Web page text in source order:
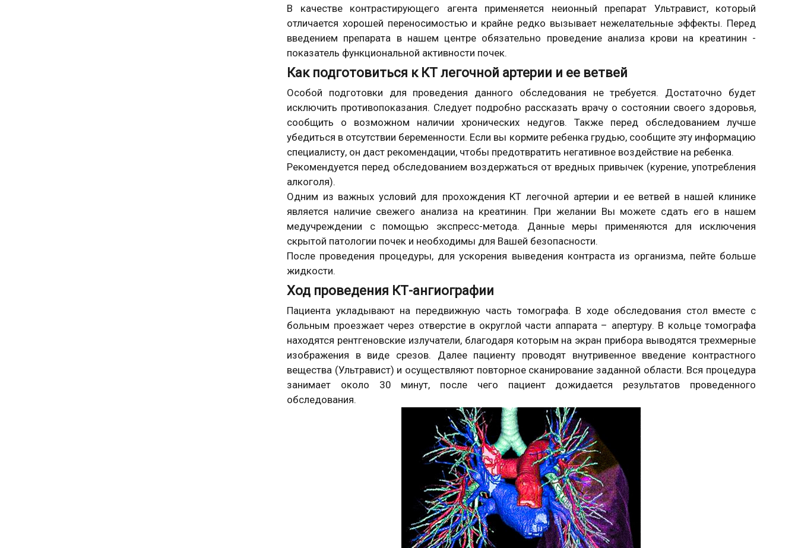
В качестве контрастирующего агента применяется неионный препарат Ультравист, который
отличается хорошей переносимостью и крайне редко вызывает нежелательные эффекты. Перед
введением препарата в нашем центре обязательно проведение анализа крови на креатинин -
показатель функциональной активности почек.
Как подготовиться к КТ легочной артерии и ее ветвей
Особой подготовки для проведения данного обследования не требуется. Достаточно будет
исключить противопоказания. Следует подробно рассказать врачу о состоянии своего здоровья,
сообщить о возможном наличии хронических недугов. Также перед обследованием лучше
убедиться в отсутствии беременности. Если вы кормите ребенка грудью, сообщите эту информацию
специалисту, он даст рекомендации, чтобы предотвратить негативное воздействие на ребенка.
Рекомендуется перед обследованием воздержаться от вредных привычек (курение, употребления
алкоголя).
Одним из важных условий для прохождения КТ легочной артерии и ее ветвей в нашей клинике
является наличие свежего анализа на креатинин. При желании Вы можете сдать его в нашем
медучреждении с помощью экспресс-метода. Данные меры применяются для исключения
скрытой патологии почек и необходимы для Вашей безопасности.
После проведения процедуры, для ускорения выведения контраста из организма, пейте больше
жидкости.
Ход проведения КТ-ангиографии
Пациента укладывают на передвижную часть томографа. В ходе обследования стол вместе с
больным проезжает через отверстие в округлой части аппарата – апертуру. В кольце томографа
находятся рентгеновские излучатели, благодаря которым на экран прибора выводятся трехмерные
изображения в виде срезов. Далее пациенту проводят внутривенное введение контрастного
вещества (Ультравист) и осуществляют повторное сканирование заданной области. Вся процедура
занимает около 30 минут, после чего пациент дожидается результатов проведенного
обследования.